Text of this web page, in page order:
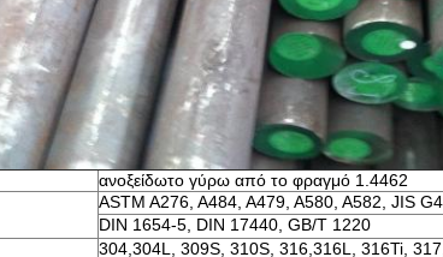
ανοξείδωτο γύρω από το φραγμό 1.4462
ASTM A276, A484, A479, A580, A582, JIS
DIN 1654-5, DIN 17440, GB/T 1220
304,304L, 309S, 310S, 316,316L, 316Ti,